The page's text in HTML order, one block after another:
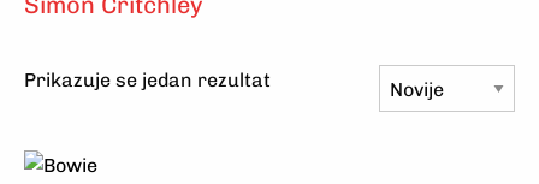
Prikazuje se jedan rezultat